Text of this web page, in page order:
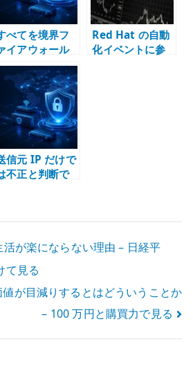
べてを境界フ
イアウォール
防がない – 破
棄条件を配置す
る場所
Red Hat の自動
化イベントに参
信元 IP だけで
不正と判断で
が楽にならない理由 – 日経平
て見る
が目減りするとはどういうことか
– 100 万円と購買力で見る